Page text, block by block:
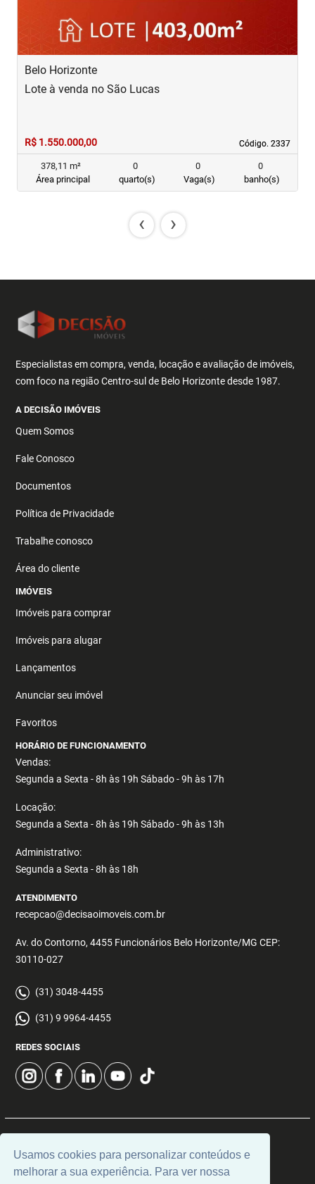
Usamos cookies para personalizar conteúdos e
melhorar a sua experiência. Para ver nossa
Belo Horizonte
Código. 2337
Código. 2337
Lote à venda no São Lucas
R$ 1.550.000,00
378,11 m²
Área principal
0
quarto(s)
0
Vaga(s)
0
banho(s)
‹ ›
Especialistas em compra, venda, locação e avaliação de imóveis,
com foco na região Centro-sul de Belo Horizonte desde 1987.
A DECISÃO IMÓVEIS
Quem Somos
Fale Conosco
Documentos
Política de Privacidade
Trabalhe conosco
Área do cliente
IMÓVEIS
Imóveis para comprar
Imóveis para alugar
Lançamentos
Anunciar seu imóvel
Favoritos
HORÁRIO DE FUNCIONAMENTO
Vendas:
Segunda a Sexta - 8h às 19h Sábado - 9h às 17h
Locação:
Segunda a Sexta - 8h às 19h Sábado - 9h às 13h
Administrativo:
Segunda a Sexta - 8h às 18h
ATENDIMENTO
recepcao@decisaoimoveis.com.br
Av. do Contorno, 4455 Funcionários Belo Horizonte/MG CEP:
30110-027
(31) 3048-4455
(31) 9 9964-4455
REDES SOCIAIS
Universal Software.